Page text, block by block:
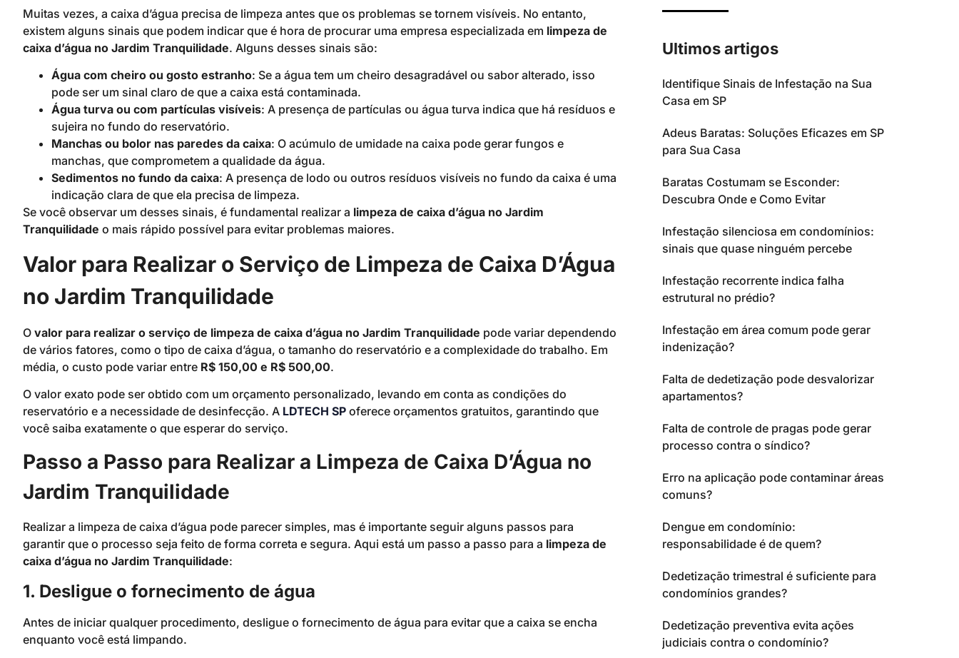
Muitas vezes, a caixa d’água precisa de limpeza antes que os problemas se tornem visíveis. No entanto,
existem alguns sinais que podem indicar que é hora de procurar uma empresa especializada em limpeza de
caixa d’água no Jardim Tranquilidade. Alguns desses sinais são:
Água com cheiro ou gosto estranho: Se a água tem um cheiro desagradável ou sabor alterado, isso
pode ser um sinal claro de que a caixa está contaminada.
Água turva ou com partículas visíveis: A presença de partículas ou água turva indica que há resíduos e
sujeira no fundo do reservatório.
Manchas ou bolor nas paredes da caixa: O acúmulo de umidade na caixa pode gerar fungos e
manchas, que comprometem a qualidade da água.
Sedimentos no fundo da caixa: A presença de lodo ou outros resíduos visíveis no fundo da caixa é uma
indicação clara de que ela precisa de limpeza.
Se você observar um desses sinais, é fundamental realizar a limpeza de caixa d’água no Jardim
Tranquilidade o mais rápido possível para evitar problemas maiores.
Valor para Realizar o Serviço de Limpeza de Caixa D’Água
no Jardim Tranquilidade
O valor para realizar o serviço de limpeza de caixa d’água no Jardim Tranquilidade pode variar dependendo
de vários fatores, como o tipo de caixa d’água, o tamanho do reservatório e a complexidade do trabalho. Em
média, o custo pode variar entre R$ 150,00 e R$ 500,00.
O valor exato pode ser obtido com um orçamento personalizado, levando em conta as condições do
reservatório e a necessidade de desinfecção. A LDTECH SP oferece orçamentos gratuitos, garantindo que
você saiba exatamente o que esperar do serviço.
Passo a Passo para Realizar a Limpeza de Caixa D’Água no
Jardim Tranquilidade
Realizar a limpeza de caixa d’água pode parecer simples, mas é importante seguir alguns passos para
garantir que o processo seja feito de forma correta e segura. Aqui está um passo a passo para a limpeza de
caixa d’água no Jardim Tranquilidade:
1. Desligue o fornecimento de água
Antes de iniciar qualquer procedimento, desligue o fornecimento de água para evitar que a caixa se encha
enquanto você está limpando.
Ultimos artigos
Identifique Sinais de Infestação na Sua
Casa em SP
Adeus Baratas: Soluções Eficazes em SP
para Sua Casa
Baratas Costumam se Esconder:
Descubra Onde e Como Evitar
Infestação silenciosa em condomínios:
sinais que quase ninguém percebe
Infestação recorrente indica falha
estrutural no prédio?
Infestação em área comum pode gerar
indenização?
Falta de dedetização pode desvalorizar
apartamentos?
Falta de controle de pragas pode gerar
processo contra o síndico?
Erro na aplicação pode contaminar áreas
comuns?
Dengue em condomínio:
responsabilidade é de quem?
Dedetização trimestral é suficiente para
condomínios grandes?
Dedetização preventiva evita ações
judiciais contra o condomínio?